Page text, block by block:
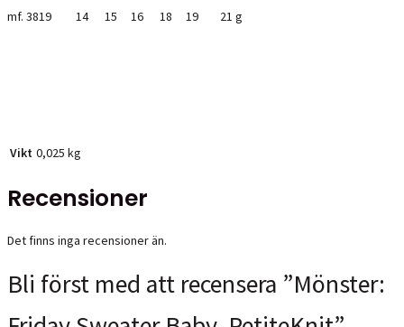
mf. 3819 14 15 16 18 19 21 g
Vikt 0,025 kg
Recensioner
Det finns inga recensioner än.
Bli först med att recensera ”Mönster: